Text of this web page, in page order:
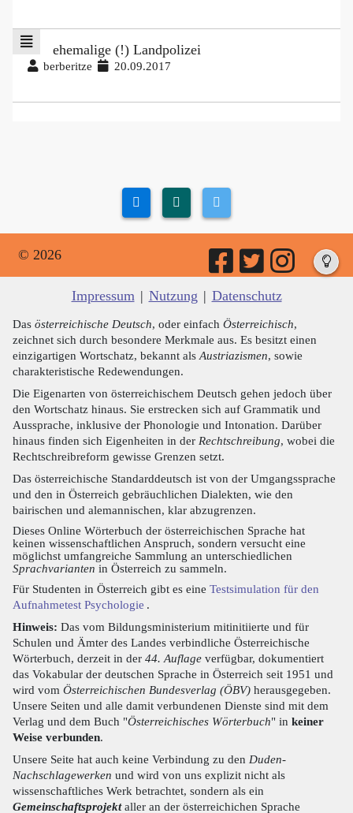
ehemalige (!) Landpolizei
berberitze 20.09.2017
© 2026
Impressum | Nutzung | Datenschutz
Das österreichische Deutsch, oder einfach Österreichisch,
zeichnet sich durch besondere Merkmale aus. Es besitzt einen
einzigartigen Wortschatz, bekannt als Austriazismen, sowie
charakteristische Redewendungen.
Die Eigenarten von österreichischem Deutsch gehen jedoch über
den Wortschatz hinaus. Sie erstrecken sich auf Grammatik und
Aussprache, inklusive der Phonologie und Intonation. Darüber
hinaus finden sich Eigenheiten in der Rechtschreibung, wobei die
Rechtschreibreform gewisse Grenzen setzt.
Das österreichische Standarddeutsch ist von der Umgangssprache
und den in Österreich gebräuchlichen Dialekten, wie den
bairischen und alemannischen, klar abzugrenzen.
Dieses Online Wörterbuch der österreichischen Sprache hat
keinen wissenschaftlichen Anspruch, sondern versucht eine
möglichst umfangreiche Sammlung an unterschiedlichen
Sprachvarianten in Österreich zu sammeln.
Für Studenten in Österreich gibt es eine Testsimulation für den
Aufnahmetest Psychologie .
Hinweis: Das vom Bildungsministerium mitinitiierte und für
Schulen und Ämter des Landes verbindliche Österreichische
Wörterbuch, derzeit in der 44. Auflage verfügbar, dokumentiert
das Vokabular der deutschen Sprache in Österreich seit 1951 und
wird vom Österreichischen Bundesverlag (ÖBV) herausgegeben.
Unsere Seiten und alle damit verbundenen Dienste sind mit dem
Verlag und dem Buch "Österreichisches Wörterbuch" in keiner
Weise verbunden.
Unsere Seite hat auch keine Verbindung zu den Duden-
Nachschlagewerken und wird von uns explizit nicht als
wissenschaftliches Werk betrachtet, sondern als ein
Gemeinschaftsprojektaller an der österreichichen Sprache